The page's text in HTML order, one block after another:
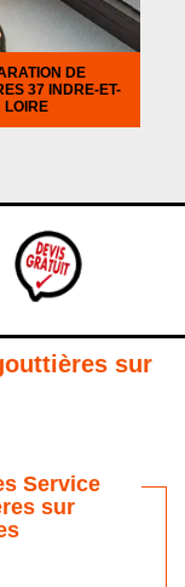
DE
37 INDRE-ET-
LOIRE
sur
Service
sur